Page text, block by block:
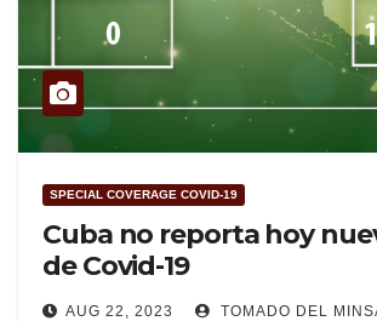
SPECIAL COVERAGE COVID-19
Cuba no reporta hoy
de Covid-19
AUG 22, 2023
TOMADO DEL